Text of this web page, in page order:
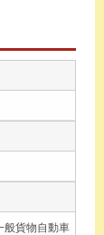
般貨物自動車